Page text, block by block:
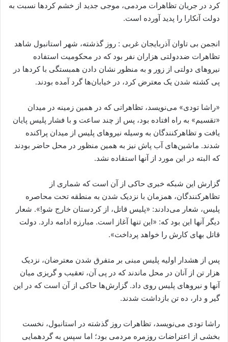
ی
ل
کرد در جریان تظاهرات مردمی، موجی جدید از خشم کردها نسبت به
دولت آنکارا را پدید آورده است.
انجمن بی تاوان آذربایجان غربی : روز گذشته، شهر استانبول شاهد
تظاهرات ضددولتی هزاران نفر بود که در محکومیت استفاده
نیروهای دولتی از زور و به منظور نشان دادن همبستگی با کردها در
پی کشته شدن یک معترض کرد، در خیابان‌ها گرد آمده بودند.
«راشا تودی» می‌نویسد، تظاهراتی که در همین زمینه در میدان
«تقسیم» به راه افتاده بود، پس از چند ساعت و با فشار پلیس پایان
یافت و تظاهرکنندگان به وسیله نیروهای پلیس از میدان پراکنده
شدند. ماشین‌های آب پاش نیز به همین منظور در محل حاضر بودند
که البته در این مورد از آنها استفاده نشد.
گزارش این شبکه خبری حاکی از آن است که شماری از
تظاهرکنندگان، همزمان با نزدیک شدن به منطقه تحت محاصره
پلیس، شعار می‌دادند: «پلیس قاتل، از کردستان خارج شو!». شعار
دیگر آنها این بود که: «این تنها آغاز است. مبارزه ادامه دارد. دولت
قاتل بهای کارش را خواهد پرداخت».
پس از هشدار اولیه پلیس مبنی بر متفرق شدن معترضان، نزدیک
هزار تن ‌از آنان در محل ‌ماندند که در پی آن، تعقیب و گریزی میان
آنها و نیروهای پلیس روی داد. گزارش‌ها حاکی از آن است که در این
گیر و دار، ده تن بازداشت شدند.
راشا تودی می‌نویسد، تظاهرات روز گذشته در استانبول، نخست
بخشی از اعتراضات روزمره مردمی بود؛ اما سپس به گردهمایی